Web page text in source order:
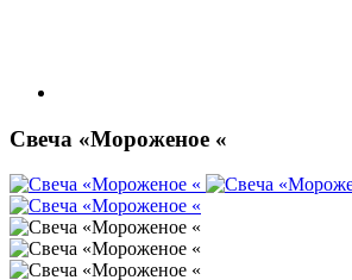
Свеча «Мороженое «